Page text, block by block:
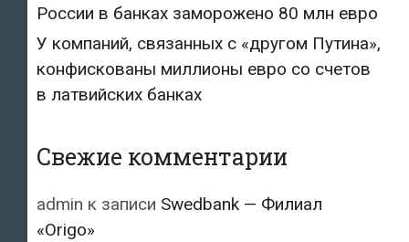
России в банках заморожено 80 млн евро
У компаний, связанных с «другом Путина»,
конфискованы миллионы евро со счетов
в латвийских банках
Свежие комментарии
admin к записи Swedbank — Филиал
«Origo»